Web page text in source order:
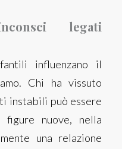
legati
influenzano il
Chi ha vissuto
instabili può essere
nuove, nella
una relazione